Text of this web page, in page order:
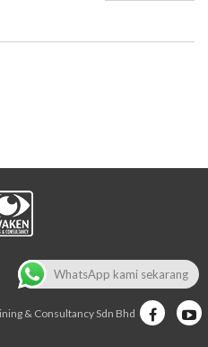
& Consultancy Sdn Bhd
WhatsApp kami sekarang